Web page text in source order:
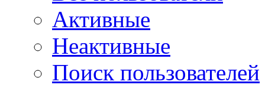
Активные
Неактивные
Поиск пользователей